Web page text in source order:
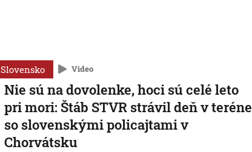
Slovensko Video
Nie sú na dovolenke, hoci sú celé leto
pri mori: Štáb STVR strávil deň v teréne
so slovenskými policajtami v
Chorvátsku